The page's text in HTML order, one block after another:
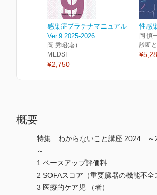
感染症プラチナマニュアル
Ver.9 2025-2026
岡 秀昭(著)
MEDSI
¥2,750
性感
岡 慎
診断
概要
特集 わからないこと講座 2024 ～
～
1 ベースアップ評価料
2 SOFAスコア（重要臓器の機能不全
3 医療的ケア児 （者）